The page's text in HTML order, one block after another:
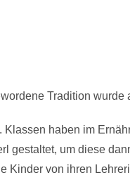
Tradition
Klassen haben im
gestaltet, um diese
Kinder von ihren